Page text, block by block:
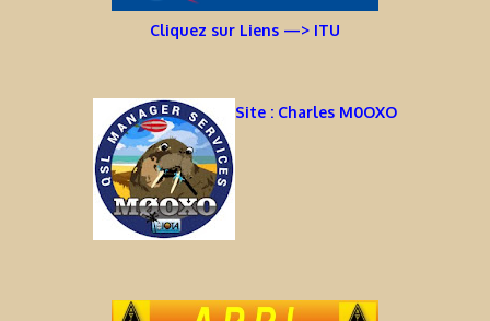
Cliquez sur Liens —> ITU
Site : Charles M0OXO